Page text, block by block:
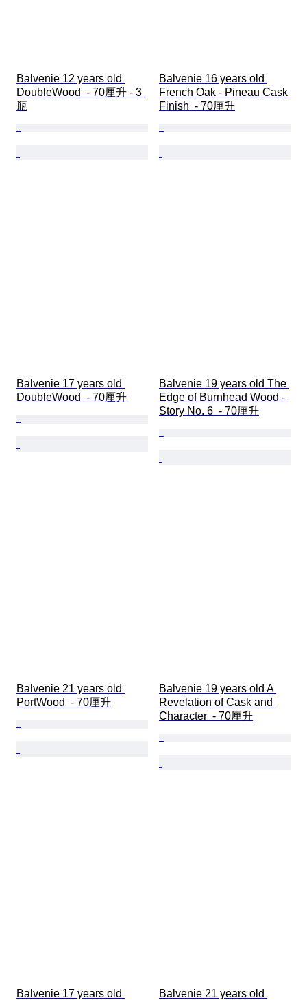
Balvenie 12 years old
DoubleWood  - 70厘升 - 3
瓶
Balvenie 16 years old
French Oak - Pineau Cask
Finish  - 70厘升
Balvenie 17 years old
DoubleWood  - 70厘升
Balvenie 19 years old The
Edge of Burnhead Wood -
Story No. 6  - 70厘升
Balvenie 21 years old
PortWood  - 70厘升
Balvenie 19 years old A
Revelation of Cask and
Character  - 70厘升
Balvenie 17 years old Balvenie 21 years old